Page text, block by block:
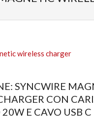
SYNCWIRE
CON
20W E CAVO USB